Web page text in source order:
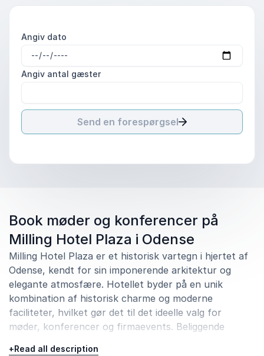
Angiv dato
Angiv antal gæster
Send en forespørgsel
Book møder og konferencer på
Milling Hotel Plaza i Odense
Milling Hotel Plaza er et historisk vartegn i hjertet af
Odense, kendt for sin imponerende arkitektur og
elegante atmosfære. Hotellet byder på en unik
kombination af historisk charme og moderne
faciliteter, hvilket gør det til det ideelle valg for
møder, konferencer og firmaevents. Beliggende
+Read all description